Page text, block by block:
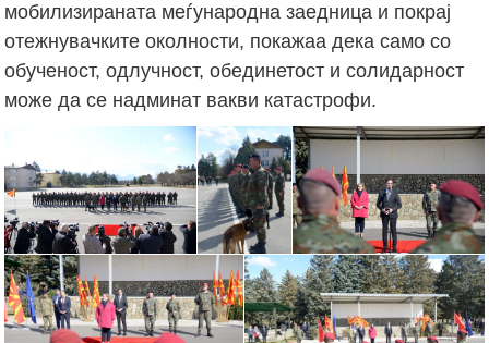
мобилизираната меѓународна заедница и покрај
отежнувачките околности, покажаа дека само со
обученост, одлучност, обединетост и солидарност
може да се надминат вакви катастрофи.